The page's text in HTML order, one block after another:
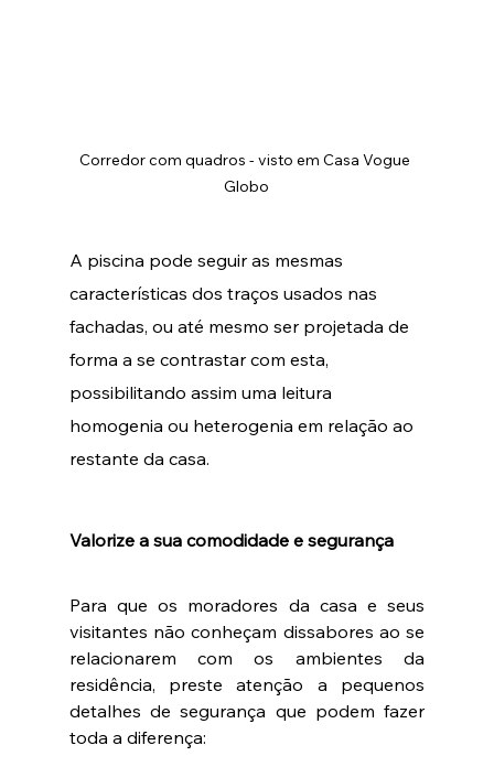
Corredor com quadros - visto em Casa Vogue
Globo
A piscina pode seguir as mesmas
características dos traços usados nas
fachadas, ou até mesmo ser projetada de
forma a se contrastar com esta,
possibilitando assim uma leitura
homogenia ou heterogenia em relação ao
restante da casa.
Valorize a sua comodidade e segurança
Para que os moradores da casa e seus
visitantes não conheçam dissabores ao se
relacionarem com os ambientes da
residência, preste atenção a pequenos
detalhes de segurança que podem fazer
toda a diferença: